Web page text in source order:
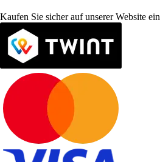
Kaufen Sie sicher auf unserer Website ein